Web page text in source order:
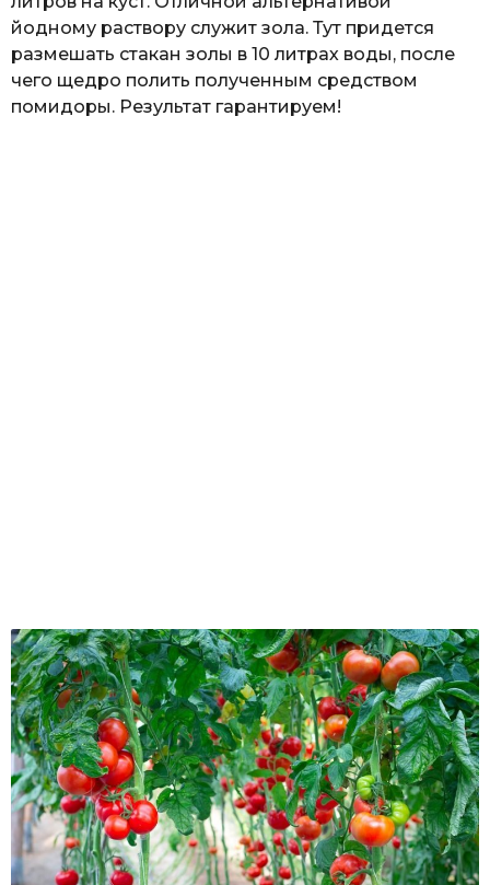
йодному раствору служит зола. Тут придется
размешать стакан золы в 10 литрах воды, после
чего щедро полить полученным средством
помидоры. Результат гарантируем!